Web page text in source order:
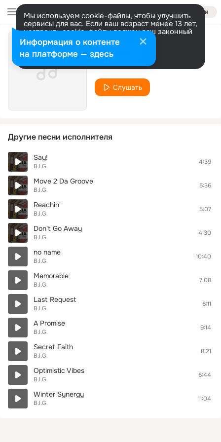
Войти
Мы используем cookie-файлы, чтобы улучшить
сервисы для вас. Если ваш возраст менее 13 лет,
настроить cookie-файлы должен ваш законный
представитель. Больше информации
Разрешить все Настроить
teardrops
B.I.G.
Слушать
Другие песни исполнителя
Say!
B.I.G.
4:39
Move 2 Da Groove
B.I.G.
5:36
Reachin'
B.I.G.
5:07
Don't Go Away
B.I.G.
4:30
no name
B.I.G.
10:40
Memorable
B.I.G.
7:08
Last Request
B.I.G.
6:11
A Promise
B.I.G.
9:14
Secret Faith
B.I.G.
8:21
Optimistic Vibes
B.I.G.
6:44
Winter Synergy
B.I.G.
11:04
Информация о контенте
на платформе — здесь